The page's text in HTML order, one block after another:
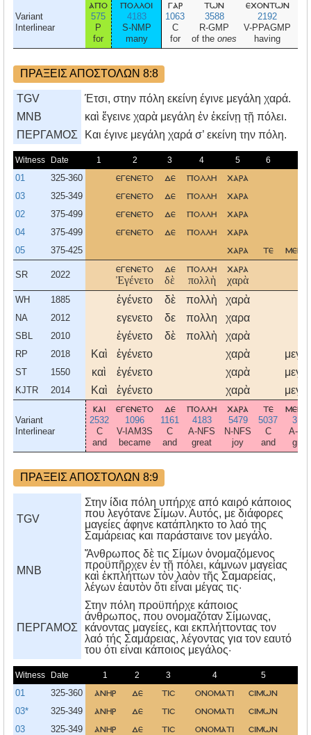
Variant
Interlinear
απο
575
P
for
πολλοι
4183
S-NMP
many
γαρ
1063
C
for
των
3588
R-GMP
of the ones
εχοντων
2192
V-PPAGMP
having
ΠΡΑΞΕΙΣ ΑΠΟΣΤΟΛΩΝ 8:8
TGV
Έτσι, στην πόλη εκείνη έγινε μεγάλη χαρά.
MNB
καὶ ἔγεινε χαρὰ μεγάλη ἐν ἐκείνῃ τῇ πόλει.
ΠΕΡΓΑΜΟΣ
Kαι έγινε μεγάλη χαρά σ’ εκείνη την πόλη.
Witness Date 1 2 3 4 5 6
01 325-360 εγενετο δε πολλη χαρα
03 325-349 εγενετο δε πολλη χαρα
02 375-499 εγενετο δε πολλη χαρα
04 375-499 εγενετο δε πολλη χαρα
05 375-425 χαρα τε
SR 2022
εγενετο
Ἐγένετο
δε
δὲ
πολλη
πολλὴ
χαρα
χαρὰ
WH 1885 ἐγένετο δὲ πολλὴ χαρὰ
NA 2012 εγενετο δε πολλη χαρα
SBL 2010 ἐγένετο δὲ πολλὴ χαρὰ
RP 2018 Καὶ ἐγένετο χαρὰ
ST 1550 καὶ ἐγένετο χαρὰ
KJTR 2014 Καὶ ἐγένετο χαρὰ
Variant
Interlinear
και
2532
C
and
εγενετο
1096
V-IAM3S
became
δε
1161
C
and
πολλη
4183
A-NFS
great
χαρα
5479
N-NFS
joy
τε
5037
C
and
3173
A-
ΠΡΑΞΕΙΣ ΑΠΟΣΤΟΛΩΝ 8:9
TGV
Στην ίδια πόλη υπήρχε από καιρό κάποιος
που λεγότανε Σίμων. Αυτός, με διάφορες
μαγείες άφηνε κατάπληκτο το λαό της
Σαμάρειας και παράσταινε τον μεγάλο.
MNB
Ἄνθρωπος δὲ τις Σίμων ὀνομαζόμενος
προϋπῆρχεν ἐν τῇ πόλει, κάμνων μαγείας
καὶ ἐκπλήττων τὸν λαὸν τῆς Σαμαρείας,
λέγων ἑαυτὸν ὅτι εἶναι μέγας τις·
ΠΕΡΓΑΜΟΣ
Στην πόλη προϋπήρχε κάποιος
άνθρωπος, που ονομαζόταν Σίμωνας,
κάνοντας μαγείες, και εκπλήττοντας τον
λαό τής Σαμάρειας, λέγοντας για τον εαυτό
του ότι είναι κάποιος μεγάλος·
Witness Date 1 2 3 4 5
01 325-360 ανηρ δε τισ ονοματι σιμων
03* 325-349 ανηρ δε τισ ονοματι σιμων
03 325-349 ανηρ δε τισ ονοματι σιμων